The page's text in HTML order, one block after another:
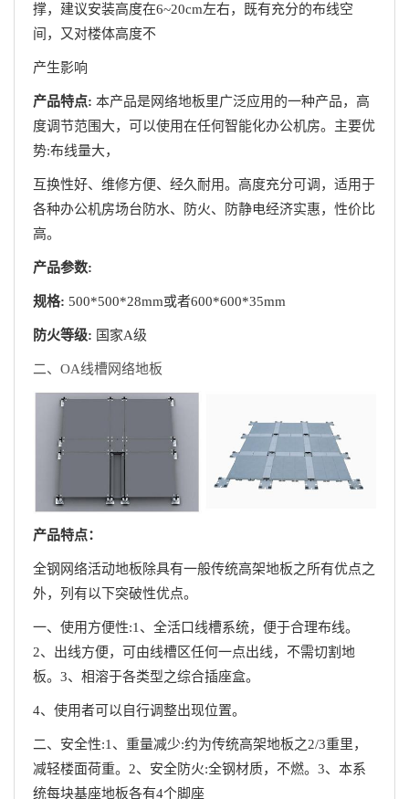
撑，建议安装高度在6~20cm左右，既有充分的布线空
间，又对楼体高度不
产生影响
产品特点: 本产品是网络地板里广泛应用的一种产品，高
度调节范围大，可以使用在任何智能化办公机房。主要优
势:布线量大，
互换性好、维修方便、经久耐用。高度充分可调，适用于
各种办公机房场台防水、防火、防静电经济实惠，性价比
高。
产品参数:
规格: 500*500*28mm或者600*600*35mm
防火等级: 国家A级
二、OA线槽网络地板
产品特点：
全钢网络活动地板除具有一般传统高架地板之所有优点之
外，列有以下突破性优点。
一、使用方便性:1、全活口线槽系统，便于合理布线。
2、出线方便，可由线槽区任何一点出线，不需切割地
板。3、相溶于各类型之综合插座盒。
4、使用者可以自行调整出现位置。
二、安全性:1、重量减少:约为传统高架地板之2/3重里，
减轻楼面荷重。2、安全防火:全钢材质，不燃。3、本系
统每块基座地板各有4个脚座